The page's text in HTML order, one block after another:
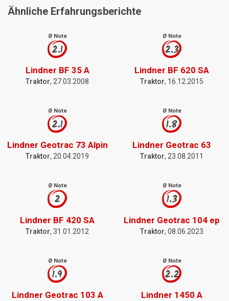
Ähnliche Erfahrungsberichte
Ø Note
2.1
Lindner BF 35 A
Traktor, 27.03.2008
Ø Note
2.3
Lindner BF 620 SA
Traktor, 16.12.2015
Ø Note
2.1
Lindner Geotrac 73 Alpin
Traktor, 20.04.2019
Ø Note
1.8
Lindner Geotrac 63
Traktor, 23.08.2011
Ø Note
2
Lindner BF 420 SA
Traktor, 31.01.2012
Ø Note
1.3
Lindner Geotrac 104 ep
Traktor, 08.06.2023
Ø Note
1.9
Lindner Geotrac 103 A
Ø Note
2.2
Lindner 1450 A